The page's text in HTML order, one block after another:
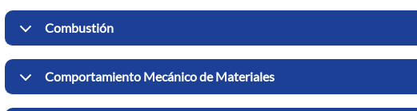
Combustión
Comportamiento Mecánico de Materiales